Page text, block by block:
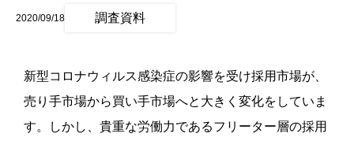
2020/09/18 調査資料
新型コロナウィルス感染症の影響を受け採用市場が、
売り手市場から買い手市場へと大きく変化をしていま
す。しかし、貴重な労働力であるフリーター層の採用